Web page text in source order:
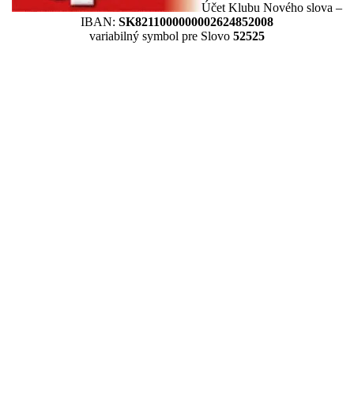
Účet Klubu Nového slova –
IBAN: SK8211000000002624852008
variabilný symbol pre Slovo 52525